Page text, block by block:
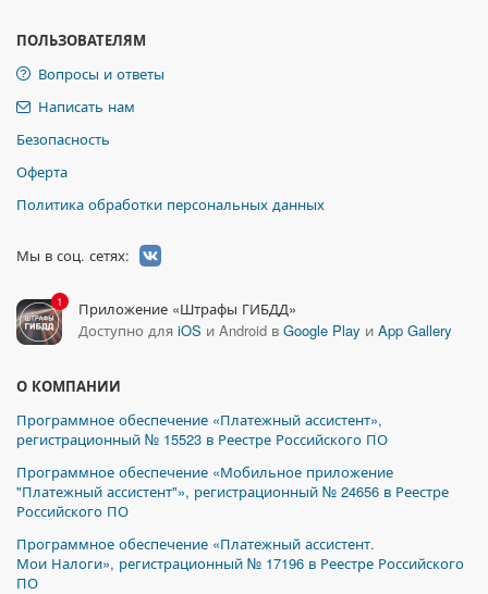
ПОЛЬЗОВАТЕЛЯМ
Вопросы и ответы
Написать нам
Безопасность
Оферта
Политика обработки персональных данных
Мы в соц. сетях:
1
Приложение «Штрафы ГИБДД»
Доступно для iOS и Android в Google Play и App Gallery
О КОМПАНИИ
Программное обеспечение «Платежный ассистент»,
регистрационный № 15523 в Реестре Российского ПО
Программное обеспечение «Мобильное приложение
"Платежный ассистент"», регистрационный № 24656 в Реестре
Российского ПО
Программное обеспечение «Платежный ассистент.
Мои Налоги», регистрационный № 17196 в Реестре Российского
ПО